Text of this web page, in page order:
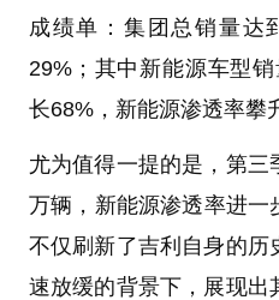
成绩单：集团总销量达
29%；其中新能源车型
长68%，新能源渗透率攀
尤为值得一提的是，第
万辆，新能源渗透率进一
不仅刷新了吉利自身的历
速放缓的背景下，展现出